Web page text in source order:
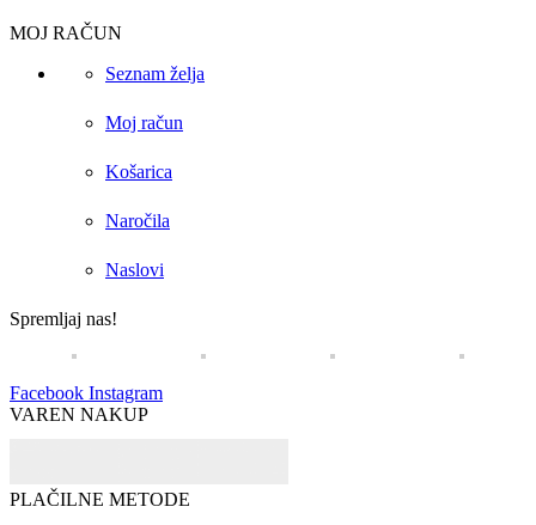
MOJ RAČUN
Seznam želja
Moj račun
Košarica
Naročila
Naslovi
Spremljaj nas!
Facebook Instagram
VAREN NAKUP
PLAČILNE METODE